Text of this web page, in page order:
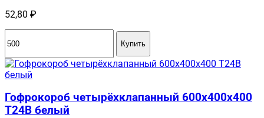
52,80 ₽
Купить
Гофрокороб четырёхклапанный 600х400х400
Т24В белый